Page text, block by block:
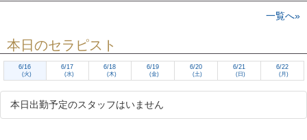
一覧へ»
本日のセラピスト
6/16
(火)
6/17
(水)
6/18
(木)
6/19
(金)
6/20
(土)
6/21
(日)
6/22
(月)
本日出勤予定のスタッフはいません